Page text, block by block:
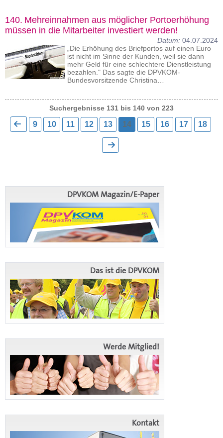
140. Mehreinnahmen aus möglicher Portoerhöhung
müssen in die Mitarbeiter investiert werden!
Datum: 04.07.2024
„Die Erhöhung des Briefportos auf einen Euro
ist nicht im Sinne der Kunden, weil sie dann
mehr Geld für eine schlechtere Dienstleistung
bezahlen." Das sagte die DPVKOM-
Bundesvorsitzende Christina…
Suchergebnisse 131 bis 140 von 223
9 10 11 12 13 14 15 16 17 18
DPVKOM Magazin/E-Paper
Das ist die DPVKOM
Werde Mitglied!
Kontakt